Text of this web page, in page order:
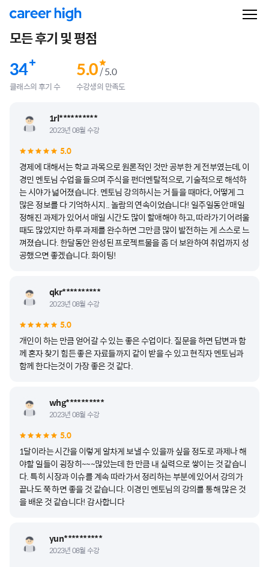
모든 후기 및 평점
34
클래스의 후기 수
5.0/ 5.0
수강생의 만족도
1rl**********
2023년 08월 수강
5.0
경제에 대해서는 학교 과목으로 원론적인 것만 공부한 게 전부였는데, 이
경민 멘토님 수업을 들으며 주식을 펀더멘탈적으로, 기술적으로 해석하
는 시야가 넓어졌습니다. 멘토님 강의하시는 거 들을 때마다, 어떻게 그
많은 정보를 다 기억하시지.. 놀람의 연속이었습니다! 일주일동안 매일
정해진 과제가 있어서 매일 시간도 많이 할애해야 하고, 따라가기 어려울
때도 많았지만 하루 과제를 완수하면 그만큼 많이 발전하는 게 스스로 느
껴졌습니다. 한달동안 완성된 프로젝트물을 좀 더 보완하여 취업까지 성
공했으면 좋겠습니다. 화이팅!
qkr**********
2023년 08월 수강
5.0
개인이 하는 만큼 얻어갈 수 있는 좋은 수업이다. 질문을 하면 답변과 함
께 혼자 찾기 힘든 좋은 자료들까지 같이 받을 수 있고 현직자 멘토님과
함께 한다는것이 가장 좋은 것 같다.
whg**********
2023년 08월 수강
5.0
1달이라는 시간을 이렇게 알차게 보낼 수 있을까 싶을 정도로 과제나 해
야할 일들이 굉장히~~~많았는데 한 만큼 내 실력으로 쌓이는 것 같습니
다. 특히 시장과 이슈를 계속 따라가서 정리하는 부분에 있어서 강의가
끝나도 쭉 하면 좋을 것 같습니다. 이경민 멘토님의 강의를 통해 많은 것
을 배운 것 같습니다! 감사합니다
yun**********
2023년 08월 수강